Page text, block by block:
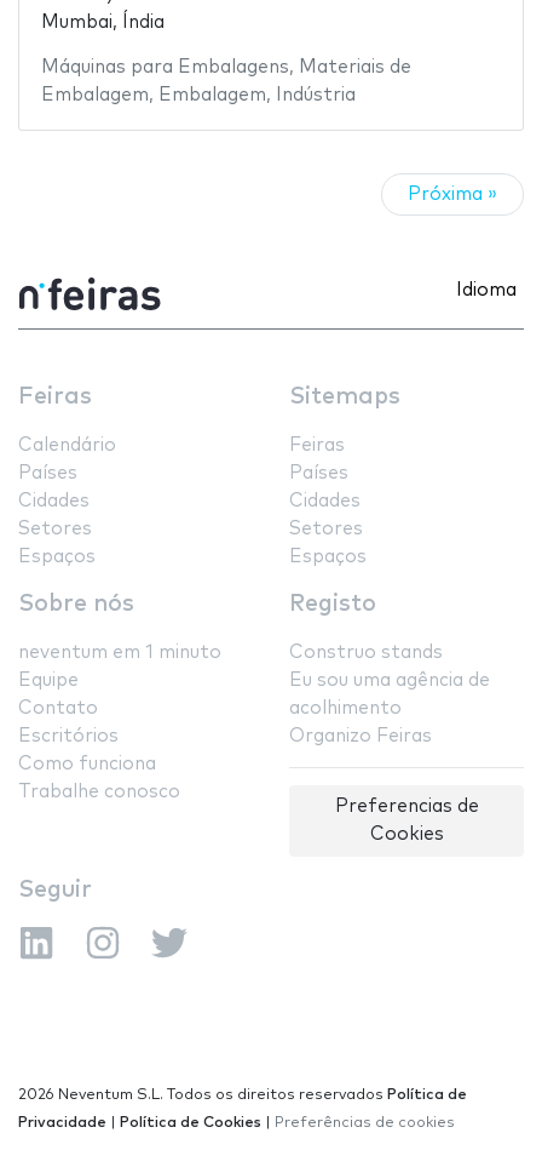
Mumbai, Índia
Máquinas para Embalagens, Materiais de
Embalagem, Embalagem, Indústria
Próxima »
Idioma
Feiras
Calendário
Países
Cidades
Setores
Espaços
Sitemaps
Feiras
Países
Cidades
Setores
Espaços
Sobre nós
neventum em 1 minuto
Equipe
Contato
Escritórios
Como funciona
Trabalhe conosco
Registo
Construo stands
Eu sou uma agência de
acolhimento
Organizo Feiras
Preferencias de
Cookies
Seguir
2026 Neventum S.L. Todos os direitos reservados Política de
Privacidade
Política de Cookies Preferências de cookies